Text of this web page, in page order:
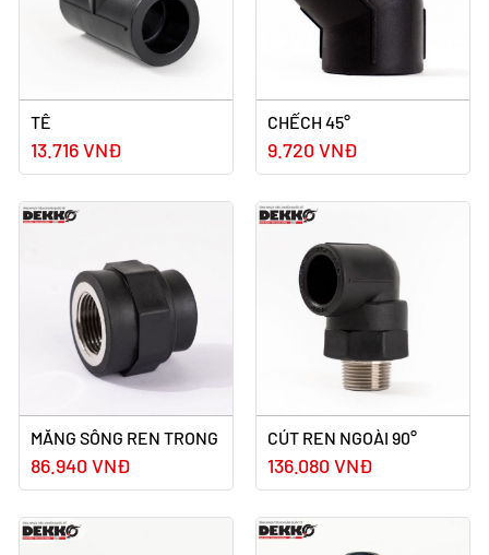
TÊ
13.716 VNĐ
CHẾCH 45°
9.720 VNĐ
MĂNG SÔNG REN TRONG
86.940 VNĐ
CÚT REN NGOÀI 90°
136.080 VNĐ